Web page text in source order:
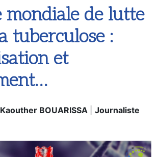
mondiale de lutte
tuberculose :
et
BOUARISSA
Journaliste